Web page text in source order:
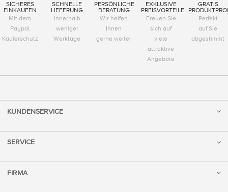
SICHERES
EINKAUFEN
Mit dem
Paypal
Käuferschutz
SCHNELLE
LIEFERUNG
Innerhalb
weniger
Werktage
PERSÖNLICHE
BERATUNG
Wir helfen
Ihnen
gerne weiter
EXKLUSIVE
PREISVORTEILE
Freuen Sie
sich auf
viele
attraktive
Angebote
GRATIS
Perfekt
auf Sie
abgestimmt
KUNDENSERVICE
SERVICE
FIRMA